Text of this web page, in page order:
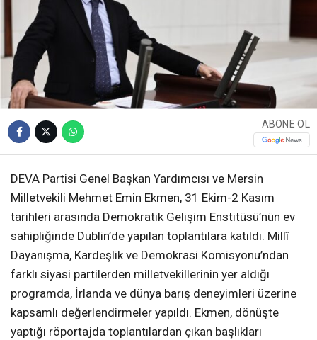
ABONE OL
DEVA Partisi Genel Başkan Yardımcısı ve Mersin
Milletvekili Mehmet Emin Ekmen, 31 Ekim-2 Kasım
tarihleri arasında Demokratik Gelişim Enstitüsü’nün ev
sahipliğinde Dublin’de yapılan toplantılara katıldı. Millî
Dayanışma, Kardeşlik ve Demokrasi Komisyonu’ndan
farklı siyasi partilerden milletvekillerinin yer aldığı
programda, İrlanda ve dünya barış deneyimleri üzerine
kapsamlı değerlendirmeler yapıldı. Ekmen, dönüşte
yaptığı röportajda toplantılardan çıkan başlıkları